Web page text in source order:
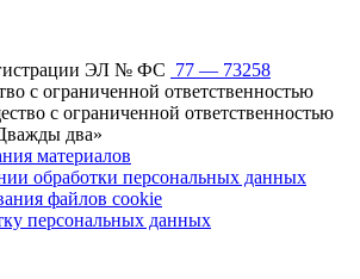
ЭЛ № ФС 77 — 73258
с ограниченной ответственностью
с ограниченной ответственностью
два»
материалов
обработки персональных данных
файлов cookie
персональных данных